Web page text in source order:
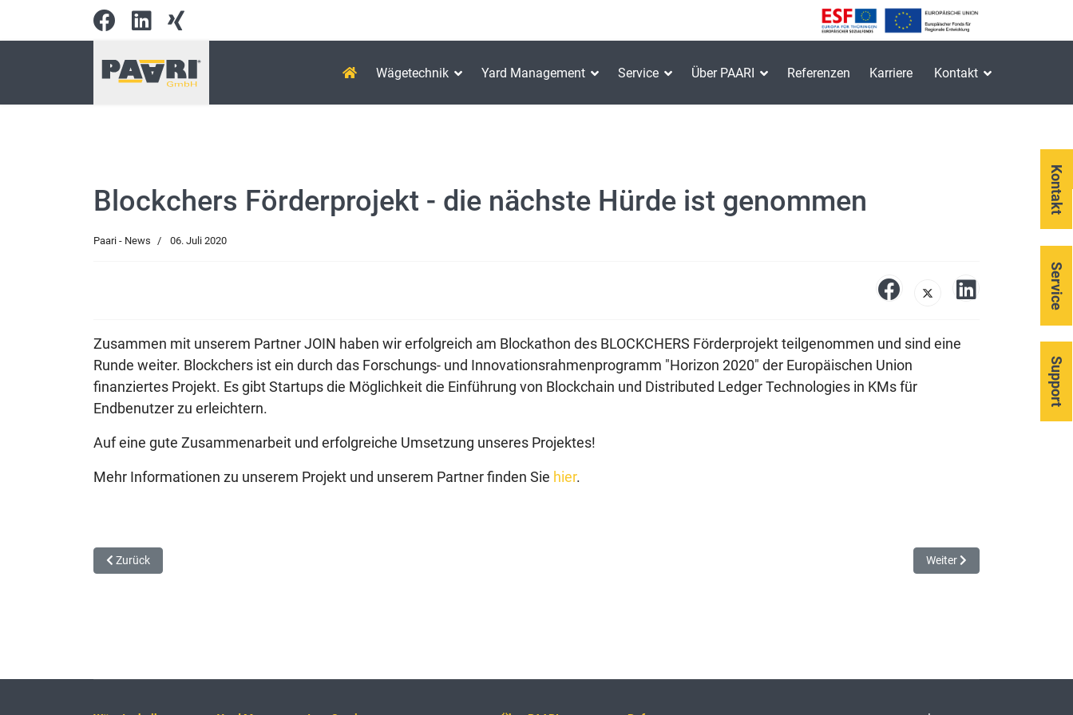
Wägetechnik Yard Management Service Über PAARI Referenzen Karriere Kontakt
Blockchers Förderprojekt - die nächste Hürde ist genommen
Paari - News 06. Juli 2020
Zusammen mit unserem Partner JOIN haben wir erfolgreich am Blockathon des BLOCKCHERS Förderprojekt teilgenommen und sind eine
Runde weiter. Blockchers ist ein durch das Forschungs- und Innovationsrahmenprogramm "Horizon 2020" der Europäischen Union
finanziertes Projekt. Es gibt Startups die Möglichkeit die Einführung von Blockchain und Distributed Ledger Technologies in KMs für
Endbenutzer zu erleichtern.
Auf eine gute Zusammenarbeit und erfolgreiche Umsetzung unseres Projektes!
Mehr Informationen zu unserem Projekt und unserem Partner finden Sie hier.
Vorheriger Beitrag: PAARI® und die Wägetechnik
Zurück Nächster Beitrag:
Weiter
Kontakt
Service
Support